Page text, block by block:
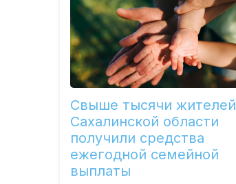
Свыше тысячи жителей
Сахалинской области
получили средства
ежегодной семейной
выплаты